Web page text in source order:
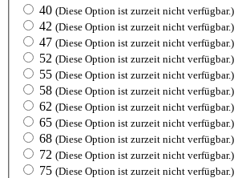
40 (Diese Option ist zurzeit nicht verfügbar.)
42 (Diese Option ist zurzeit nicht verfügbar.)
47 (Diese Option ist zurzeit nicht verfügbar.)
52 (Diese Option ist zurzeit nicht verfügbar.)
55 (Diese Option ist zurzeit nicht verfügbar.)
58 (Diese Option ist zurzeit nicht verfügbar.)
62 (Diese Option ist zurzeit nicht verfügbar.)
65 (Diese Option ist zurzeit nicht verfügbar.)
68 (Diese Option ist zurzeit nicht verfügbar.)
72 (Diese Option ist zurzeit nicht verfügbar.)
75 (Diese Option ist zurzeit nicht verfügbar.)